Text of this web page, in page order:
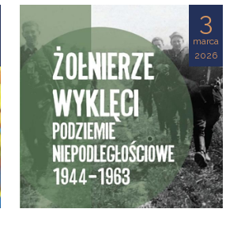
3
marca
2026